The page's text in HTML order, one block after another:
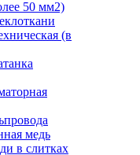
50 мм2)
(в
медь
в слитках